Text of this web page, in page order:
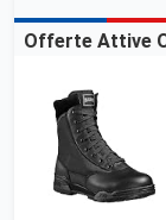
Offerte Attive